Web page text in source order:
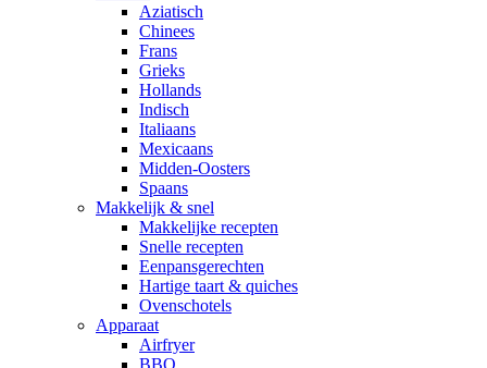
Aziatisch
Chinees
Frans
Grieks
Hollands
Indisch
Italiaans
Mexicaans
Midden-Oosters
Spaans
Makkelijk & snel
Makkelijke recepten
Snelle recepten
Eenpansgerechten
Hartige taart & quiches
Ovenschotels
Apparaat
Airfryer
BBQ